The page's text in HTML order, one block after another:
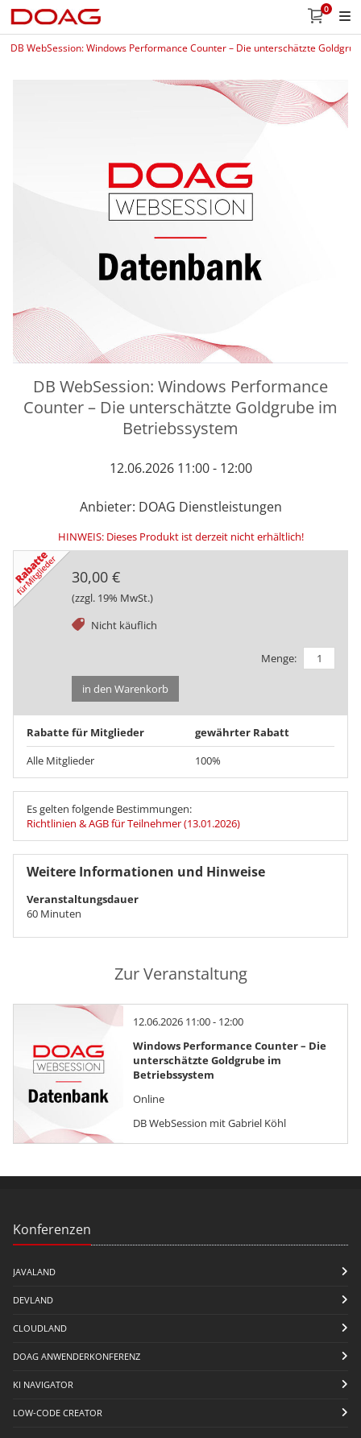
0
DB WebSession: Windows Performance Counter – Die unterschätzte
DB WebSession: Windows Performance
Counter – Die unterschätzte Goldgrube im
Betriebssystem
12.06.2026 11:00 - 12:00
Anbieter: DOAG Dienstleistungen
HINWEIS: Dieses Produkt ist derzeit nicht erhältlich!
30,00 €
(zzgl. 19% MwSt.)
Nicht käuflich
tag
Menge:
in den Warenkorb
Rabatte für Mitglieder
gewährter Rabatt
Alle Mitglieder
100%
Es gelten folgende Bestimmungen:
Richtlinien & AGB für Teilnehmer (13.01.2026)
Weitere Informationen und Hinweise
Veranstaltungsdauer
60 Minuten
Zur Veranstaltung
12.06.2026 11:00 - 12:00
Windows Performance Counter – Die
unterschätzte Goldgrube im
Betriebssystem
Online
DB WebSession mit Gabriel Köhl
Konferenzen
JAVALAND
DEVLAND
CLOUDLAND
DOAG ANWENDERKONFERENZ
KI NAVIGATOR
LOW-CODE CREATOR